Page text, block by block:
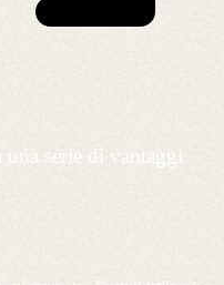
serie di vantaggi